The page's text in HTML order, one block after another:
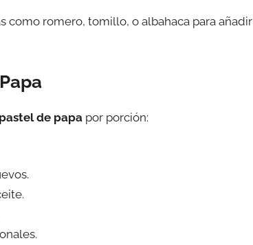
como romero, tomillo, o albahaca para añadir
pastel de papa por porción: